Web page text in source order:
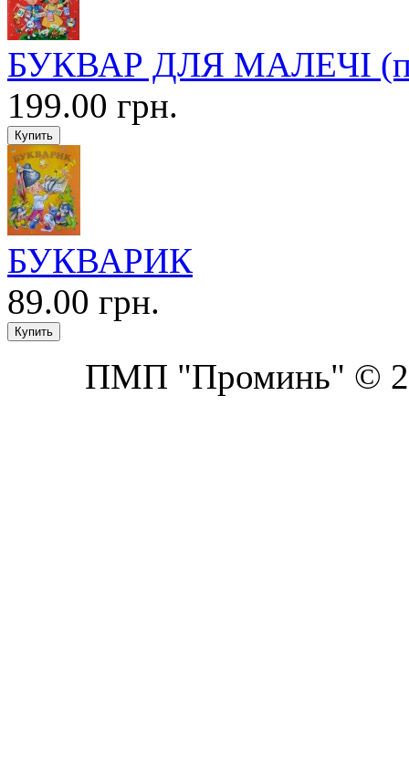
БУКВАР ДЛЯ МАЛЕЧІ
199.00 грн.
БУКВАРИК
89.00 грн.
ПМП "Проминь" ©